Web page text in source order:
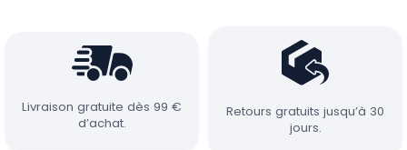
Livraison gratuite dès 99 €
d’achat.
Retours gratuits jusqu’à 30
jours.